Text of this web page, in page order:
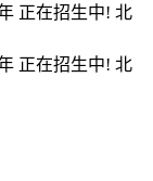
正在招生中! 北
正在招生中! 北